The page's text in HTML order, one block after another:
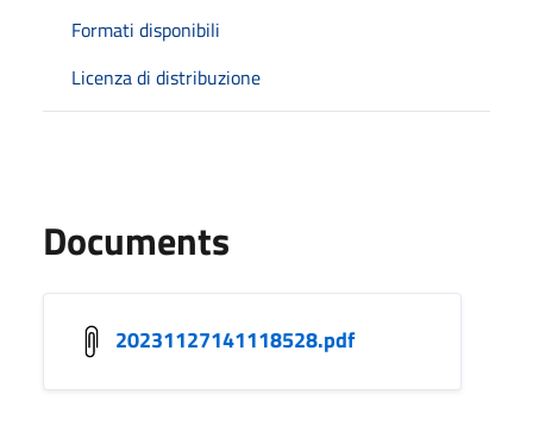
Formati disponibili
Licenza di distribuzione
Documents
20231127141118528.pdf